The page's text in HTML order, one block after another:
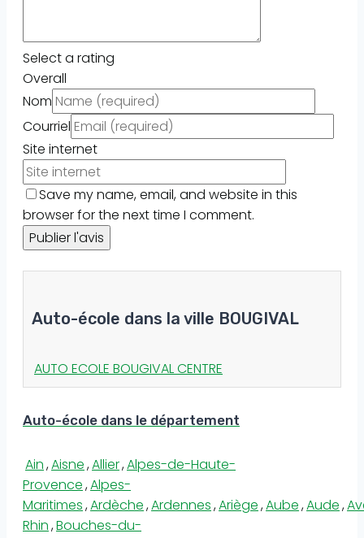
Select a rating
Overall
Nom
Courriel
Site internet
Save my name, email, and website in this
browser for the next time I comment.
Auto-école dans la ville BOUGIVAL
AUTO ECOLE BOUGIVAL CENTRE
Auto-école dans le département
Ain,Aisne,Allier,Alpes-de-Haute-
Provence,Alpes-
Maritimes,Ardèche,Ardennes,Ariège,Aube,Aude,
Rhin,Bouches-du-